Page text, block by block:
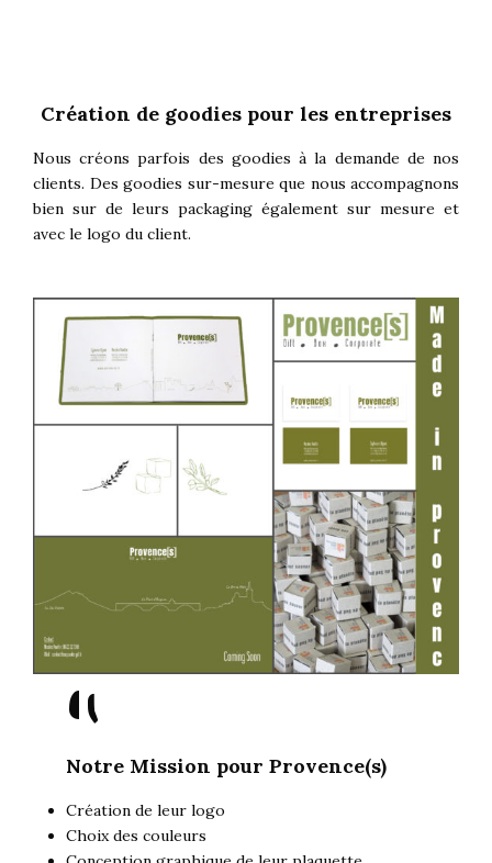
Création de goodies pour les entreprises
Nous créons parfois des goodies à la demande de nos
clients. Des goodies sur-mesure que nous accompagnons
bien sur de leurs packaging également sur mesure et
avec le logo du client.
"
Notre Mission pour Provence(s)
Création de leur logo
Choix des couleurs